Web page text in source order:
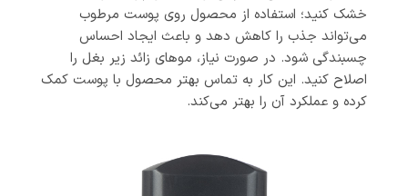
خشک کنید؛ استفاده از محصول روی پوست مرطوب
می‌تواند جذب را کاهش دهد و باعث ایجاد احساس
چسبندگی شود. در صورت نیاز، موهای زائد زیر بغل را
اصلاح کنید. این کار به تماس بهتر محصول با پوست کمک
کرده و عملکرد آن را بهتر می‌کند.